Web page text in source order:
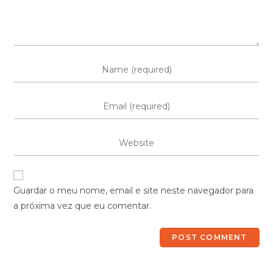
Guardar o meu nome, email e site neste navegador para
a próxima vez que eu comentar.